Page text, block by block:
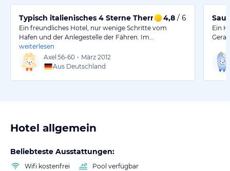
Typisch italienisches 4 Sterne Thermenhotel in
4,8 / 6
Ein freundliches Hotel, nur wenige Schritte vom
Hafen und der Anlegestelle der Fähren. Im…
weiterlesen
Axel 56-60 • März 2012
Aus Deutschland
Ein
Hotel allgemein
Beliebteste Ausstattungen:
Wifi kostenfrei Pool verfügbar